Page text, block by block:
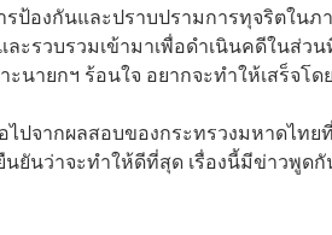
องกันและปราบปรามการทุจริตในภ
ละรวบรวมเข้ามาเพื่อดำเนินคดีในส่ว
ายกฯ ร้อนใจ อยากจะทำให้เสร็จโด
ไปจากผลสอบของกระทรวงมหาดไท
ยันว่าจะทำให้ดีที่สุด เรื่องนี้มีข่าวพูด